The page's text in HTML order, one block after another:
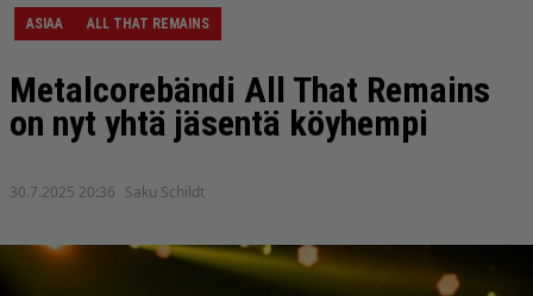
ASIAA ALL THAT REMAINS
Metalcorebändi All That Remains
on nyt yhtä jäsentä köyhempi
30.7.2025 20:36 Saku Schildt